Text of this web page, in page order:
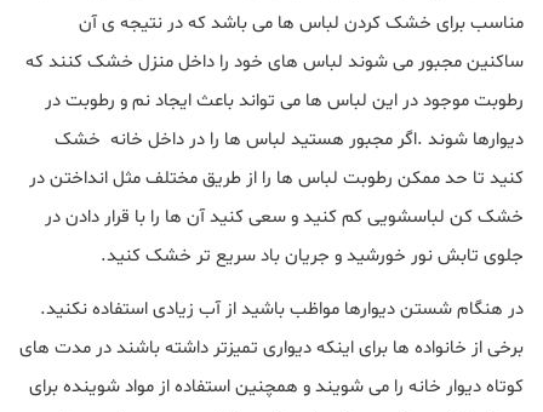
مناسب برای خشک کردن لباس ها می باشد که در نتیجه ی آن
ساکنین مجبور می شوند لباس های خود را داخل منزل خشک کنند که
رطوبت موجود در این لباس ها می تواند باعث ایجاد نم و رطوبت در
دیوارها شوند .اگر مجبور هستید لباس ها را در داخل خانه خشک
کنید تا حد ممکن رطوبت لباس ها را از طریق مختلف مثل انداختن در
خشک کن لباسشویی کم کنید و سعی کنید آن ها را با قرار دادن در
جلوی تابش نور خورشید و جریان باد سریع تر خشک کنید.
در هنگام شستن دیوارها مواظب باشید از آب زیادی استفاده نکنید.
برخی از خانواده ها برای اینکه دیواری تمیزتر داشته باشند در مدت های
کوتاه دیوار خانه را می شویند و همچنین استفاده از مواد شوینده برای